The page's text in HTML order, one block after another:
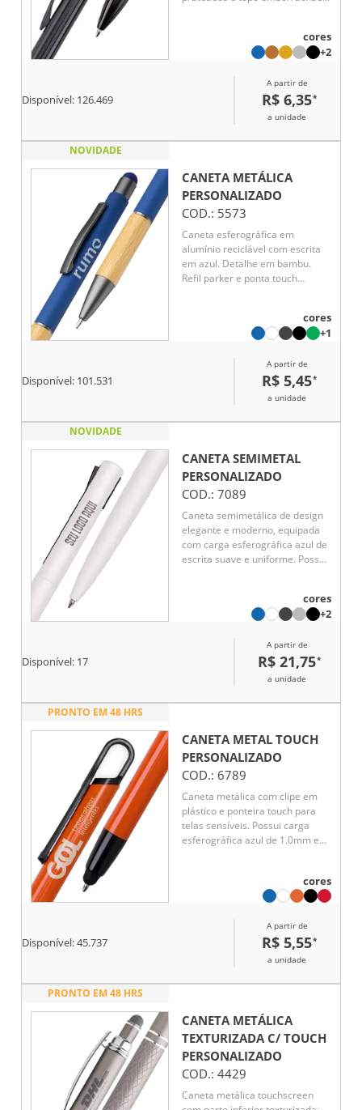
Conta com acionamento por
clique e carga esferográfica azul
cores
+2
Disponível: 126.469
A partir de
R$ 6,35*
a unidade
NOVIDADE
CANETA METÁLICA
PERSONALIZADO
COD.: 5573
Caneta esferográfica em
alumínio reciclável com escrita
em azul. Detalhe em bambu.
Refil parker e ponta touch
cores
+1
Disponível: 101.531
A partir de
R$ 5,45*
a unidade
NOVIDADE
CANETA SEMIMETAL
PERSONALIZADO
COD.: 7089
Caneta semimetálica de design
elegante e moderno, equipada
com carga esferográfica azul de
escrita suave e uniforme. Possui
funcionalidade e estilo em um só
produto. Ideal para uso diário no
ambientes corporativos.
cores
+2
Disponível: 17
A partir de
R$ 21,75*
a unidade
PRONTO EM 48 HRS
CANETA METAL TOUCH
PERSONALIZADO
COD.: 6789
Caneta metálica com clipe em
plástico e ponteira touch para
telas sensíveis. Possui carga
esferográfica azul de 1.0mm e
dispositivos digitais.
cores
Disponível:45.737
A partir de
R$ 5,55*
a unidade
PRONTO EM 48 HRS
CANETA METÁLICA
TEXTURIZADA C/ TOUCH
PERSONALIZADO
COD.: 4429
Caneta metálica touchscreen